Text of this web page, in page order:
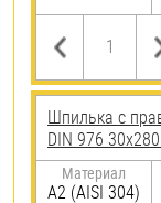
Шпилька с
DIN 976
Материал
А2 (AISI 304)